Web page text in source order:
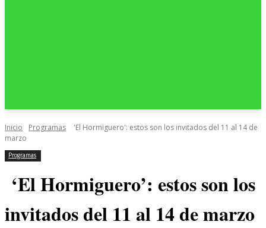
Inicio Programas
'El Hormiguero': estos son los invitados del 11 al 14 de
marzo
Programas
‘El Hormiguero’: estos son los
invitados del 11 al 14 de marzo